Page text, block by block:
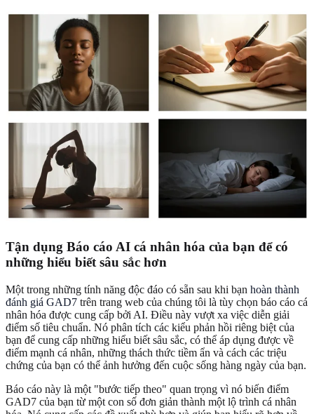
Tận dụng Báo cáo AI cá nhân hóa của bạn để có
những hiểu biết sâu sắc hơn
Một trong những tính năng độc đáo có sẵn sau khi bạn hoàn thành
đánh giá GAD7 trên trang web của chúng tôi là tùy chọn báo cáo cá
nhân hóa được cung cấp bởi AI. Điều này vượt xa việc diễn giải
điểm số tiêu chuẩn. Nó phân tích các kiểu phản hồi riêng biệt của
bạn để cung cấp những hiểu biết sâu sắc, có thể áp dụng được về
điểm mạnh cá nhân, những thách thức tiềm ẩn và cách các triệu
chứng của bạn có thể ảnh hưởng đến cuộc sống hàng ngày của bạn.
Báo cáo này là một "bước tiếp theo" quan trọng vì nó biến điểm
GAD7 của bạn từ một con số đơn giản thành một lộ trình cá nhân